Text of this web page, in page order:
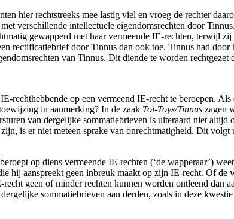
hier rechtstreeks mee lastig viel en vroeg de rechter
verschillende intellectuele eigendomsrechten door
gewapperd met haar vermeende IE-rechten, terwijl
rectificatiebrief door Tinnus dan ook toe. Tinnus had
van Tinnus. Dit diende te worden rechtgezet
rechthebbende op een vermeend IE-recht te beroepen.
in aanmerking? In de zaak Toi-Toys/Tinnus zagen
van dergelijke sommatiebrieven is uiteraard niet
is er niet meteen sprake van onrechtmatigheid. Dit volgt
op diens vermeende IE-rechten (‘de wapperaar’)
hij aanspreekt geen inbreuk maakt op zijn IE-recht. Of
recht geen of minder rechten kunnen worden ontleend dan
sommatiebrieven aan derden, zoals in deze